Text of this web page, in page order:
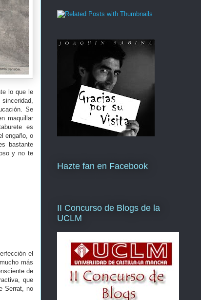
lo que le
Se
maquillar
es
engaño, o
bastante
y no te
el
más
de
que
Serrat, no
Hazte fan en Facebook
II Concurso de Blogs de la
UCLM